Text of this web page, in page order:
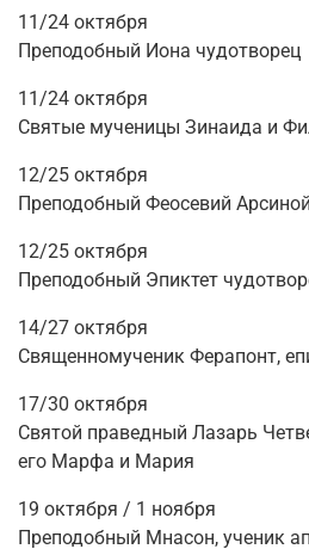
11/24 октября
Преподобный Иона чудотворец
11/24 октября
Святые мученицы Зинаида и
12/25 октября
Преподобный Феосевий
12/25 октября
Преподобный Эпиктет
14/27 октября
Священномученик Ферапонт,
17/30 октября
Святой праведный Лазарь
его Марфа и Мария
19 октября / 1 ноября
Преподобный Мнасон, ученик